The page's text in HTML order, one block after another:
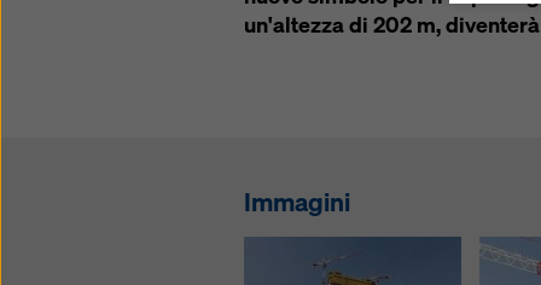
un'altezza di 202 m,
Immagini
sulla